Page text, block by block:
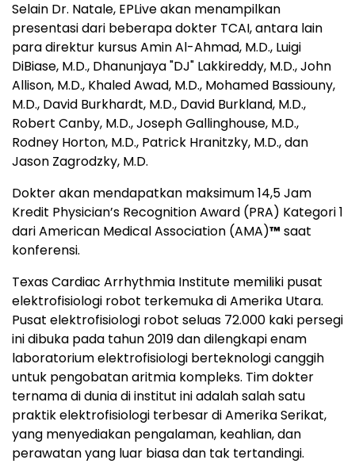
Selain Dr. Natale, EPLive akan menampilkan
presentasi dari beberapa dokter TCAI, antara lain
para direktur kursus Amin Al-Ahmad, M.D., Luigi
DiBiase, M.D., Dhanunjaya "DJ" Lakkireddy, M.D., John
Allison, M.D., Khaled Awad, M.D., Mohamed Bassiouny,
M.D., David Burkhardt, M.D., David Burkland, M.D.,
Robert Canby, M.D., Joseph Gallinghouse, M.D.,
Rodney Horton, M.D., Patrick Hranitzky, M.D., dan
Jason Zagrodzky, M.D.
Dokter akan mendapatkan maksimum 14,5 Jam
Kredit Physician’s Recognition Award (PRA) Kategori 1
dari American Medical Association (AMA)™ saat
konferensi.
Texas Cardiac Arrhythmia Institute memiliki pusat
elektrofisiologi robot terkemuka di Amerika Utara.
Pusat elektrofisiologi robot seluas 72.000 kaki persegi
ini dibuka pada tahun 2019 dan dilengkapi enam
laboratorium elektrofisiologi berteknologi canggih
untuk pengobatan aritmia kompleks. Tim dokter
ternama di dunia di institut ini adalah salah satu
praktik elektrofisiologi terbesar di Amerika Serikat,
yang menyediakan pengalaman, keahlian, dan
perawatan yang luar biasa dan tak tertandingi.